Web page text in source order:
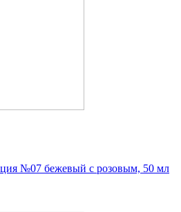
№07 бежевый с розовым, 50 мл